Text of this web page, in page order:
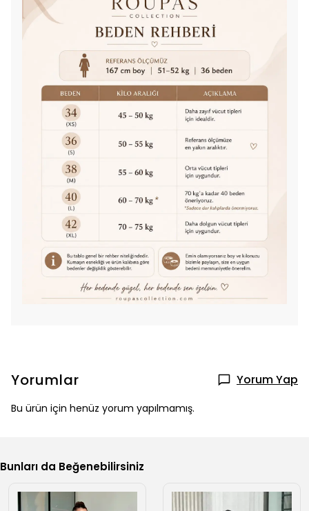
Yorumlar Yorum Yap
Bu ürün için henüz yorum yapılmamış.
Bunları da Beğenebilirsiniz